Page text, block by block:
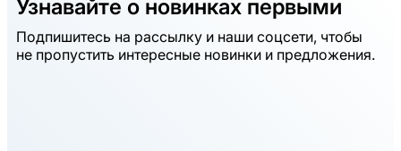
Узнавайте о новинках первыми
Подпишитесь на рассылку и наши соцсети, чтобы
не пропустить интересные новинки и предложения.